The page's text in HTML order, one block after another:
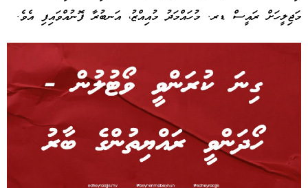
މަޖިލީހަށް ރައީސް ޑރ. މުހައްމަދު މުއިއްޒު، އަނބުރާ ފޮނުއްވައިފި އެވެ.